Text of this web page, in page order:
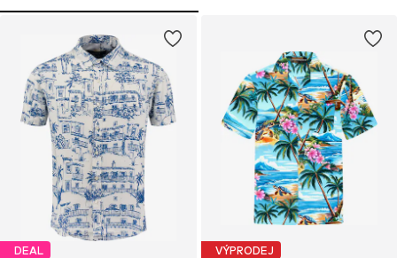
DEAL VÝPRODEJ